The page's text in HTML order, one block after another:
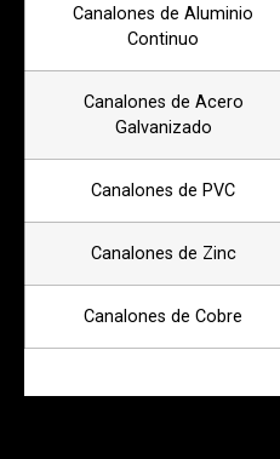
Canalones de Aluminio
Continuo
Canalones de Acero
Galvanizado
Canalones de PVC
Canalones de Zinc
Canalones de Cobre